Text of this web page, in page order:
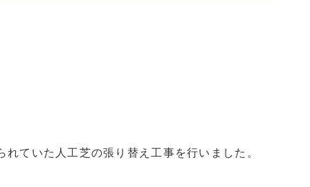
ていた人工芝の張り替え工事を行いました。